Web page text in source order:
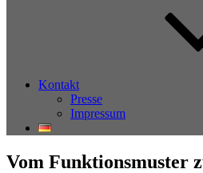
Kontakt
Presse
Impressum
Vom Funktionsmuster